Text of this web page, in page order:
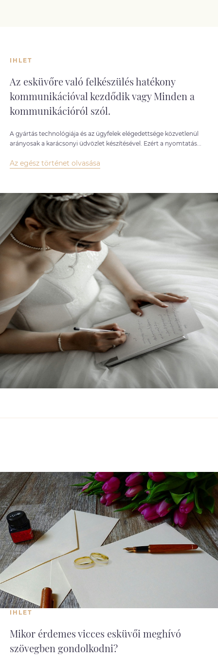
IHLET
Az esküvőre való felkészülés hatékony
kommunikációval kezdődik vagy Minden a
kommunikációról szól.
A gyártás technológiája és az ügyfelek elégedettsége közvetlenül
arányosak a karácsonyi üdvözlet készítésével. Ezért a nyomtatás...
Az egész történet olvasása
IHLET
Mikor érdemes vicces esküvői meghívó
szövegben gondolkodni?